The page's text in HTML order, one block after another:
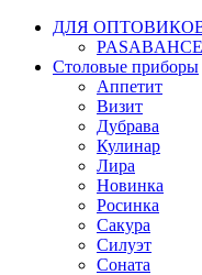
ДЛЯ ОПТОВИКОВ
Столовые приборы
Аппетит
Визит
Дубрава
Кулинар
Лира
Новинка
Росинка
Сакура
Силуэт
Соната